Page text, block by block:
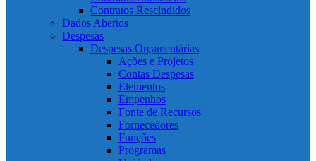
Contratos Rescindidos
Dados Abertos
Despesas
Despesas Orçamentárias
Ações e Projetos
Contas Despesas
Elementos
Empenhos
Fonte de Recursos
Fornecedores
Funções
Programas